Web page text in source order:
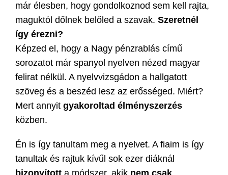
már élesben, hogy gondolkoznod sem kell rajta,
maguktól dőlnek belőled a szavak. Szeretnél
így érezni?
Képzed el, hogy a Nagy pénzrablás című
sorozatot már spanyol nyelven nézed magyar
felirat nélkül. A nyelvvizsgádon a hallgatott
szöveg és a beszéd lesz az erősséged. Miért?
Mert annyit gyakoroltad élményszerzés
közben.
Én is így tanultam meg a nyelvet. A fiaim is így
tanultak és rajtuk kívűl sok ezer diáknál